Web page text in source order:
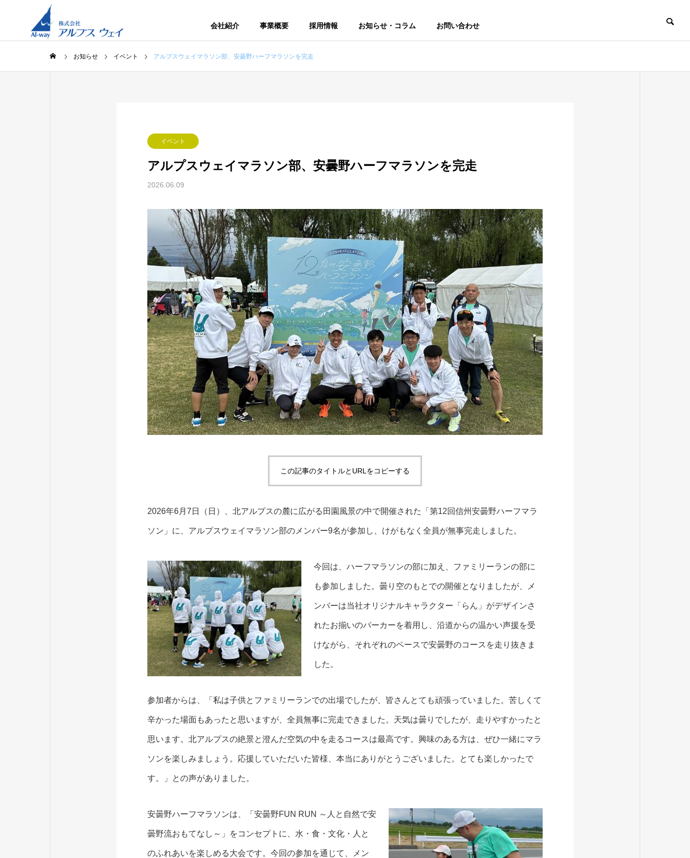
会社紹介 事業概要 採用情報 お知らせ・コラム お問い合わせ
お知らせ イベント アルプスウェイマラソン部、安曇野ハーフマラソンを完走
イベント
アルプスウェイマラソン部、安曇野ハーフマラソンを完走
2026.06.09
この記事のタイトルとURLをコピーする
2026年6月7日（日）、北アルプスの麓に広がる田園風景の中で開催された「第12回信州安曇野ハーフマラ
ソン」に、アルプスウェイマラソン部のメンバー9名が参加し、けがもなく全員が無事完走しました。
今回は、ハーフマラソンの部に加え、ファミリーランの部に
も参加しました。曇り空のもとでの開催となりましたが、メ
ンバーは当社オリジナルキャラクター「らん」がデザインさ
れたお揃いのパーカーを着用し、沿道からの温かい声援を受
けながら、それぞれのペースで安曇野のコースを走り抜きま
した。
参加者からは、「私は子供とファミリーランでの出場でしたが、皆さんとても頑張っていました。苦しくて
辛かった場面もあったと思いますが、全員無事に完走できました。天気は曇りでしたが、走りやすかったと
思います。北アルプスの絶景と澄んだ空気の中を走るコースは最高です。興味のある方は、ぜひ一緒にマラ
ソンを楽しみましょう。応援していただいた皆様、本当にありがとうございました。とても楽しかったで
す。」との声がありました。
安曇野ハーフマラソンは、「安曇野FUN RUN ～人と自然で安
曇野流おもてなし～」をコンセプトに、水・食・文化・人と
のふれあいを楽しめる大会です。今回の参加を通じて、メン